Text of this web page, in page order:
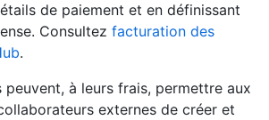
de paiement et en définissant
Consultez facturation des
.
peuvent, à leurs frais, permettre aux
externes de créer et